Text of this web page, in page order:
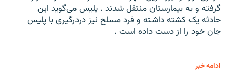
گرفته و به بیمارستان منتقل شدند . پلیس می‌گوید این
حادثه یک کشته داشته و فرد مسلح نیز دردرگیری با پلیس
جان خود را از دست داده است .
ادامه خبر